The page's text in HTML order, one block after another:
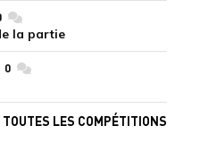
commentaires
la partie
0commentaires
TOUTES LES COMPÉTITIONS